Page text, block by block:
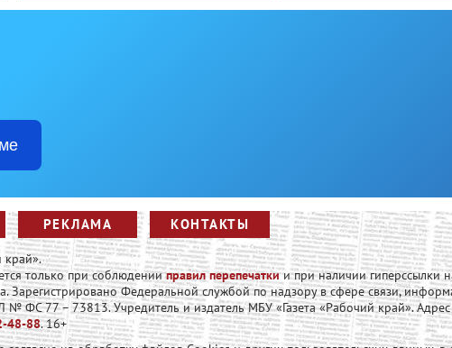
РЕКЛАМА КОНТАКТЫ
край».
только при соблюденииправил перепечаткии при наличии гиперссылки
Зарегистрировано Федеральной службой по надзору в сфере связи,
ФС 77 – 73813. Учредитель и издатель МБУ «Газета «Рабочий край».
48-88. 16+